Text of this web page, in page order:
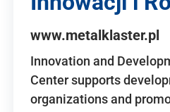
www.metalklaster.pl
Innovation and
Center supports
organizations and